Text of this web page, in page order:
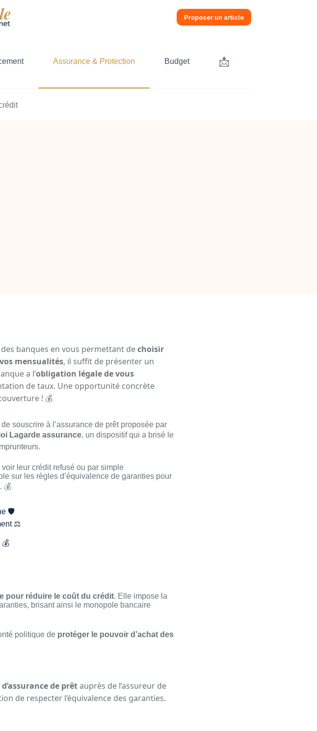
Proposer un article
Assurance & Protection Budget 📩
banques en vous permettant dechoisir
mensualités, il suffit de présenter un
a l’obligation légale de vous
de taux. Une opportunité concrète
! 💰
souscrire à l’assurance de prêt proposée par
Lagarde assurance, un dispositif qui a brisé le
leur crédit refusé ou par simple
sur les règles d’équivalence de garanties pour
. 💰
🛡️
⚖️
💰
pour réduire le coût du crédit. Elle impose la
brisant ainsi le monopole bancaire
politique de protéger le pouvoir d’achat des
de prêtauprès de l’assureur de
de respecter l’équivalence des garanties.